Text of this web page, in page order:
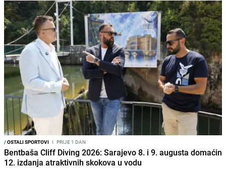
/OSTALI SPORTOVI I PRIJE 1 DAN
Bentbaša Cliff Diving 2026: Sarajevo 8. i 9. augusta domaćin
12. izdanja atraktivnih skokova u vodu